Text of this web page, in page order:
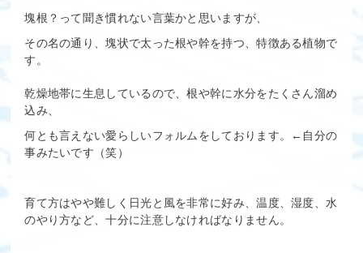
塊根？って聞き慣れない言葉かと思いますが、
その名の通り、塊状で太った根や幹を持つ、特徴ある植物で
す。
乾燥地帯に生息しているので、根や幹に水分をたくさん溜め
込み、
何とも言えない愛らしいフォルムをしております。←自分の
事みたいです（笑）
育て方はやや難しく日光と風を非常に好み、温度、湿度、水
のやり方など、十分に注意しなければなりません。